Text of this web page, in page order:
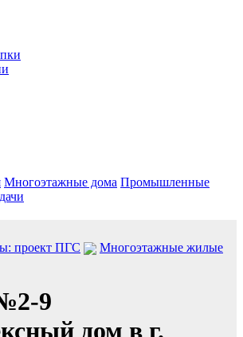
Многоэтажные дома Промышленные
проект ПГС
Многоэтажные жилые
9
дом в г.